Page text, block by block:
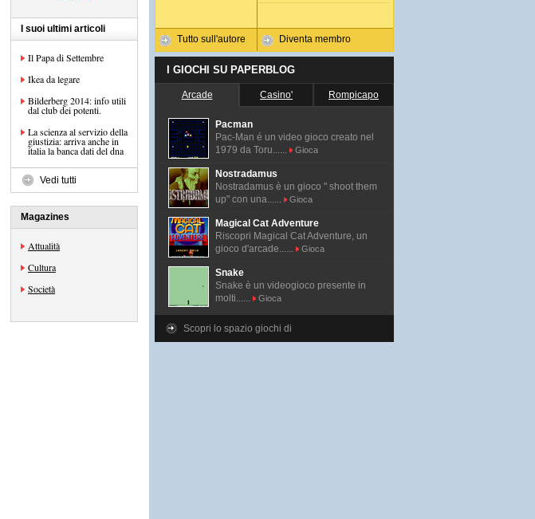
I suoi ultimi articoli
Il Papa di Settembre
Ikea da legare
Bilderberg 2014: info utili
dal club dei potenti.
La scienza al servizio della
giustizia: arriva anche in
italia la banca dati del dna
Vedi tutti
Magazines
Attualità
Cultura
Società
Tutto sull'autore Diventa membro
I GIOCHI SU PAPERBLOG
Arcade Casino' Rompicapo
Pacman
Pac-Man é un video gioco creato nel
1979 da Toru......
Gioca
Nostradamus
Nostradamus è un gioco " shoot them
up" con una......
Gioca
Magical Cat Adventure
Riscopri Magical Cat Adventure, un
gioco d'arcade......
Gioca
Snake
Snake è un videogioco presente in
molti......
Gioca
Scopri lo spazio giochi di